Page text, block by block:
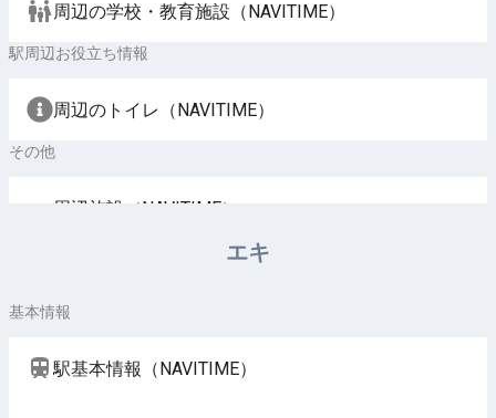
周辺の学校・教育施設（NAVITIME）
駅周辺お役立ち情報
周辺のトイレ（NAVITIME）
その他
周辺施設（NAVITIME）
エキ
基本情報
駅基本情報（NAVITIME）